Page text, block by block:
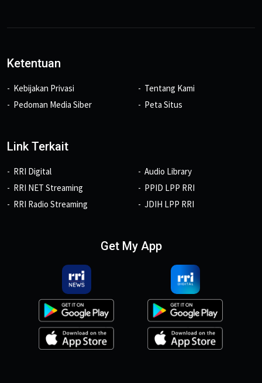
Ketentuan
Kebijakan Privasi
Pedoman Media Siber
Tentang Kami
Peta Situs
Link Terkait
RRI Digital
RRI NET Streaming
RRI Radio Streaming
Audio Library
PPID LPP RRI
JDIH LPP RRI
Get My App